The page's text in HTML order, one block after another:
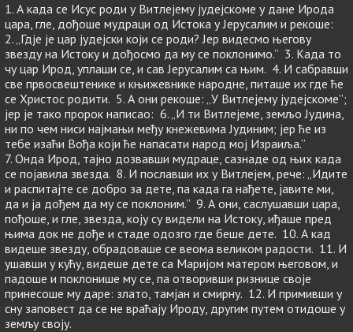
1. А када се Исус роди у Витлејему јудејскоме у дане Ирода
цара, гле, дођоше мудраци од Истока у Јерусалим и рекоше:
2. „Гдје је цар јудејски који се роди? Јер видесмо његову
звезду на Истоку и дођосмо да му се поклонимо.” 3. Када то
чу цар Ирод, уплаши се, и сав Јерусалим са њим. 4. И сабравши
све првосвештенике и књижевнике народне, питаше их где ће
се Христос родити. 5. А они рекоше: „У Витлејему јудејскоме”;
јер је тако пророк написао: 6. „И ти Витлејеме, земљо Јудина,
ни по чем ниси најмањи међу кнежевима Јудиним; јер ће из
тебе изаћи Вођа који ће напасати народ мој Израиља.”
7. Онда Ирод, тајно дозвавши мудраце, сазнаде од њих када
се појавила звезда. 8. И пославши их у Витлејем, рече: „Идите
и распитајте се добро за дете, па када га нађете, јавите ми,
да и ја дођем да му се поклоним.” 9. А они, саслушавши цара,
пођоше, и гле, звезда, коју су видели на Истоку, иђаше пред
њима док не дође и стаде одозго где беше дете. 10. А кад
видеше звезду, обрадоваше се веома великом радости. 11. И
ушавши у кућу, видеше дете са Маријом матером његовом, и
падоше и поклонише му се, па отворивши ризнице своје
принесоше му даре: злато, тамјан и смирну. 12. И примивши у
сну заповест да се не враћају Ироду, другим путем отидоше у
земљу своју.